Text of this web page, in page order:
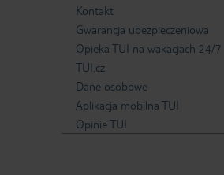
Kontakt
Gwarancja ubezpieczeniowa
Opieka TUI na wakacjach 24/7
TUI.cz
Dane osobowe
Aplikacja mobilna TUI
Opinie TUI